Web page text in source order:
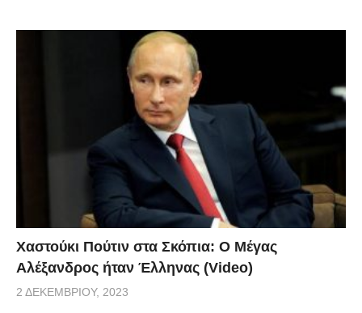
Χαστούκι Πούτιν στα Σκόπια: Ο Μέγας
Αλέξανδρος ήταν Έλληνας (Video)
2 ΔΕΚΕΜΒΡΊΟΥ, 2023